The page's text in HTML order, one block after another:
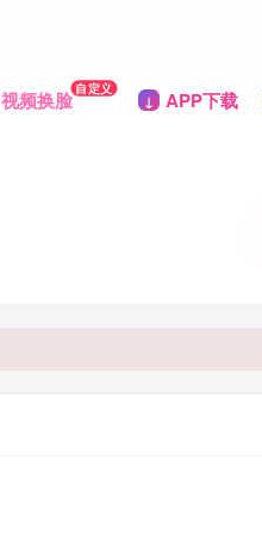
视频换脸 自定义 APP下载